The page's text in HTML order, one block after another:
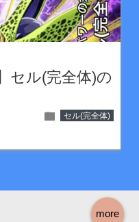
セル(完全体)の
folder セル(完全体)
more